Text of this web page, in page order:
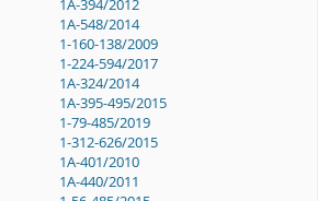
1A-548/2014
1-160-138/2009
1-224-594/2017
1A-324/2014
1A-395-495/2015
1-79-485/2019
1-312-626/2015
1A-401/2010
1A-440/2011